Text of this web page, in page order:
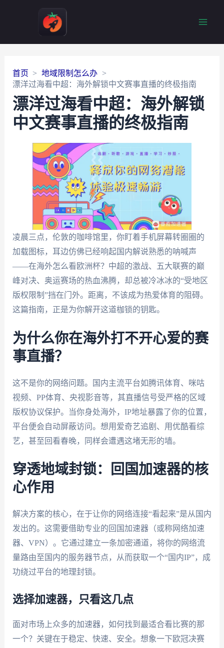
首页
地域限制怎么办
漂洋过海看中超：海外解锁中文赛事直播的终极指南
漂洋过海看中超：海外解锁
中文赛事直播的终极指南
凌晨三点，伦敦的咖啡馆里，你盯着手机屏幕转圈圈的
加载图标，耳边仿佛已经响起国内解说熟悉的呐喊声
——在海外怎么看欧洲杯？中超的激战、五大联赛的巅
峰对决、奥运赛场的热血沸腾，却总被冷冰冰的“受地区
版权限制”挡在门外。距离，不该成为热爱体育的阻碍。
这篇指南，正是为你解开这道枷锁的钥匙。
为什么你在海外打不开心爱的赛
事直播？
这不是你的网络问题。国内主流平台如腾讯体育、咪咕
视频、PP体育、央视影音等，其直播信号受严格的区域
版权协议保护。当你身处海外，IP地址暴露了你的位置，
平台便会自动屏蔽访问。想用爱奇艺追剧、用优酷看综
艺，甚至回看春晚，同样会遭遇这堵无形的墙。
穿透地域封锁：回国加速器的核
心作用
解决方案的核心，在于让你的网络连接“看起来”是从国内
发出的。这需要借助专业的回国加速器（或称网络加速
器、VPN）。它通过建立一条加密通道，将你的网络流
量路由至国内的服务器节点，从而获取一个“国内IP”，成
功绕过平台的地理封锁。
选择加速器，只看这几点
面对市场上众多的加速器，如何找到最适合看比赛的那
一个？关键在于稳定、快速、安全。想象一下欧冠决赛